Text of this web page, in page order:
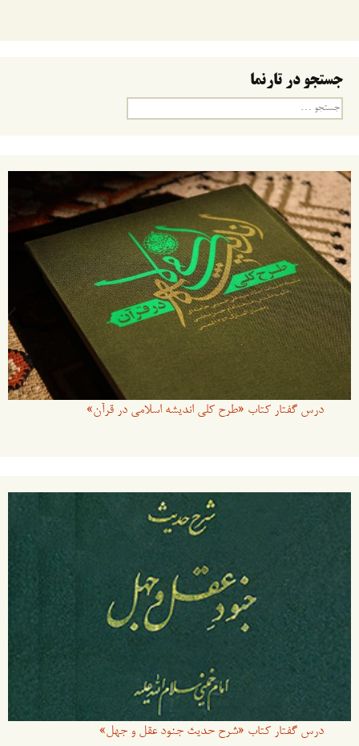
جستجو در تارنما
جستجو
درس گفتار کتاب «طرح کلی اندیشه اسلامی در قرآن»
درس گفتار کتاب «شرح حدیث جنود عقل و جهل»